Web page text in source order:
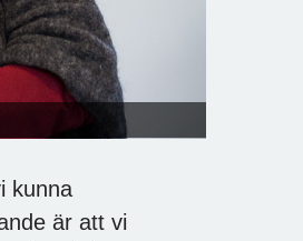
kunna
är att vi